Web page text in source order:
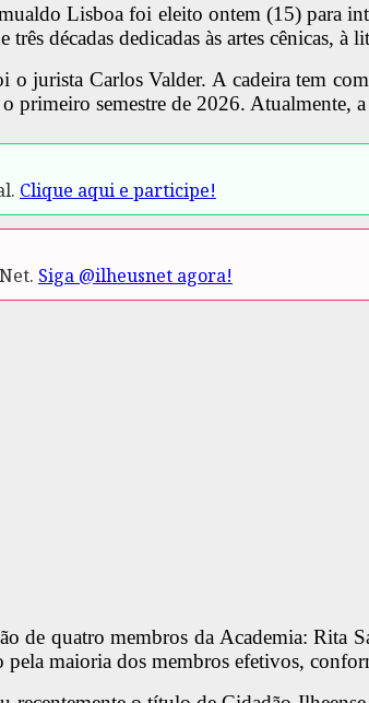
Lisboa foi eleito ontem (15) para
décadas dedicadas às artes cênicas, à
jurista Carlos Valder. A cadeira tem
primeiro semestre de 2026.
Clique aqui e participe!
Siga @ilheusnet agora!
de quatro membros da Academia: Rita
maioria dos membros efetivos,